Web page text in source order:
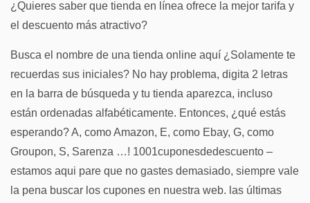
¿Quieres saber que tienda en línea ofrece la mejor tarifa y
el descuento más atractivo?
Busca el nombre de una tienda online aquí ¿Solamente te
recuerdas sus iniciales? No hay problema, digita 2 letras
en la barra de búsqueda y tu tienda aparezca, incluso
están ordenadas alfabéticamente. Entonces, ¿qué estás
esperando? A, como Amazon, E, como Ebay, G, como
Groupon, S, Sarenza …! 1001cuponesdedescuento –
estamos aqui pare que no gastes demasiado, siempre vale
la pena buscar los cupones en nuestra web. las últimas